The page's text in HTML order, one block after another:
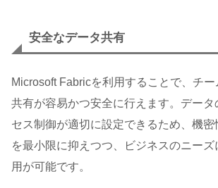
安全なデータ共有
Microsoft Fabricを利用することで、チー
共有が容易かつ安全に行えます。データ
セス制御が適切に設定できるため、機密
を最小限に抑えつつ、ビジネスのニーズ
用が可能です。